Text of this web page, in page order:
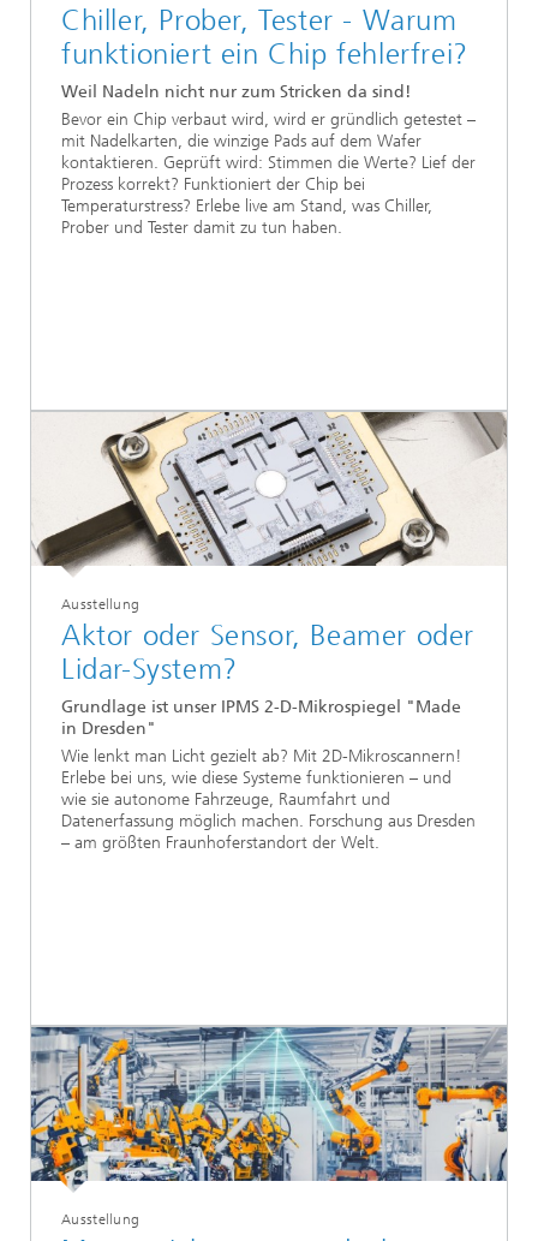
Chiller, Prober, Tester - Warum
funktioniert ein Chip fehlerfrei?
Weil Nadeln nicht nur zum Stricken da sind!
Bevor ein Chip verbaut wird, wird er gründlich getestet –
mit Nadelkarten, die winzige Pads auf dem Wafer
kontaktieren. Geprüft wird: Stimmen die Werte? Lief der
Prozess korrekt? Funktioniert der Chip bei
Temperaturstress? Erlebe live am Stand, was Chiller,
Prober und Tester damit zu tun haben.
Ausstellung
Aktor oder Sensor, Beamer oder
Lidar-System?
Grundlage ist unser IPMS 2-D-Mikrospiegel "Made
in Dresden"
Wie lenkt man Licht gezielt ab? Mit 2D-Mikroscannern!
Erlebe bei uns, wie diese Systeme funktionieren – und
wie sie autonome Fahrzeuge, Raumfahrt und
Datenerfassung möglich machen. Forschung aus Dresden
– am größten Fraunhoferstandort der Welt.
Ausstellung